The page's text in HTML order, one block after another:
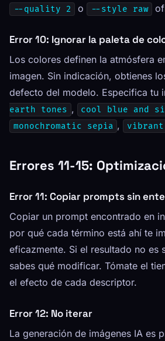
--quality 2 o --style raw
Error 10: Ignorar la paleta de
Los colores definen la atmósfera
imagen. Sin indicación, obtienes
defecto del modelo. Especifica tu
earth tones , cool blue and
monochromatic sepia , vibrant
Errores 11-15:
Error 11: Copiar prompts sin
Copiar un prompt encontrado en
por qué cada término está ahí te
eficazmente. Si el resultado no es
sabes qué modificar. Tómate el
el efecto de cada descriptor.
Error 12: No iterar
La generación de imágenes IA es